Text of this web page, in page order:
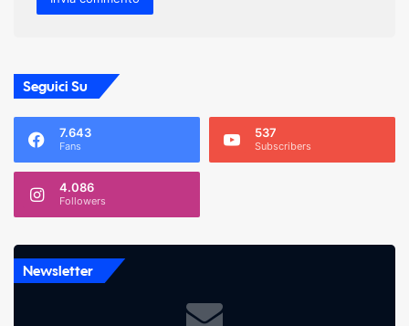
Seguici Su
7.643
Fans
537
Subscribers
4.086
Followers
Newsletter